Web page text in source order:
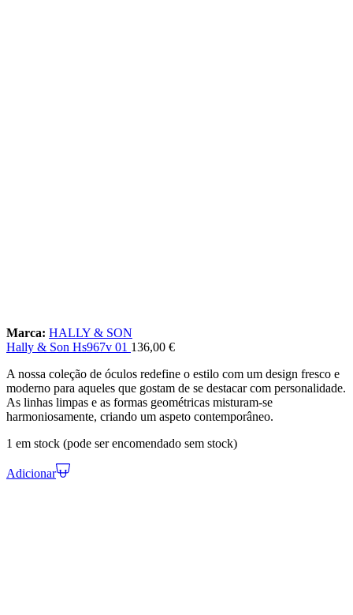
Marca: HALLY & SON
Hally & Son Hs967v 01 136,00 €
A nossa coleção de óculos redefine o estilo com um design fresco e
moderno para aqueles que gostam de se destacar com personalidade.
As linhas limpas e as formas geométricas misturam-se
harmoniosamente, criando um aspeto contemporâneo.
1 em stock (pode ser encomendado sem stock)
Adicionar